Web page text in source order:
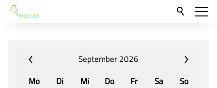
Neu hier?
Für Eltern und Schüler
September 2026
Mo
Di Mi Do Fr Sa
So